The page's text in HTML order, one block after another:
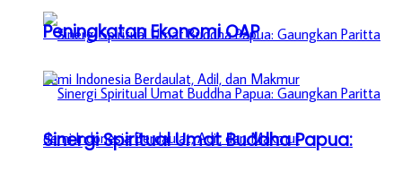
Sinergi Spiritual Umat Buddha Papua:
Peningkatan Ekonomi OAP